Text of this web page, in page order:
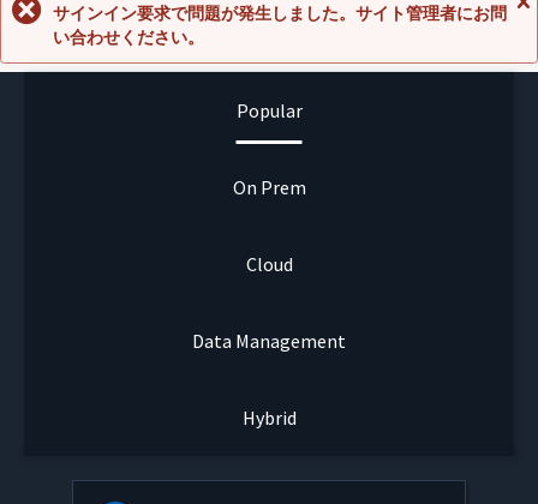
セ
サインイン要求で問題が発生しました。サイト管理者にお問
い合わせください。
Popular
On Prem
Cloud
Data Management
Hybrid